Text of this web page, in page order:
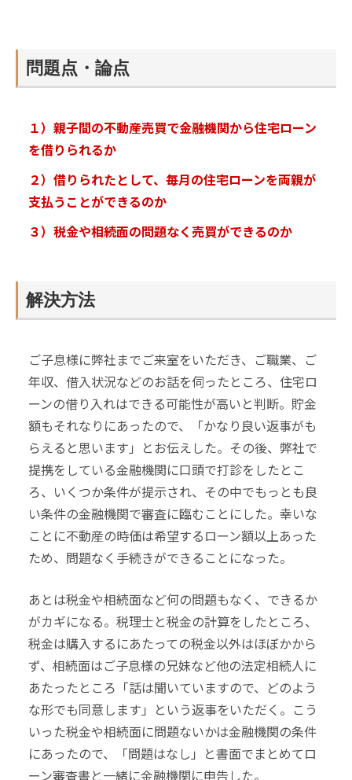
問題点・論点
１）親子間の不動産売買で金融機関から住宅ローン
を借りられるか
２）借りられたとして、毎月の住宅ローンを両親が
支払うことができるのか
３）税金や相続面の問題なく売買ができるのか
解決方法
ご子息様に弊社までご来室をいただき、ご職業、ご
年収、借入状況などのお話を伺ったところ、住宅ロ
ーンの借り入れはできる可能性が高いと判断。貯金
額もそれなりにあったので、「かなり良い返事がも
らえると思います」とお伝えした。その後、弊社で
提携をしている金融機関に口頭で打診をしたとこ
ろ、いくつか条件が提示され、その中でもっとも良
い条件の金融機関で審査に臨むことにした。幸いな
ことに不動産の時価は希望するローン額以上あった
ため、問題なく手続きができることになった。
あとは税金や相続面など何の問題もなく、できるか
がカギになる。税理士と税金の計算をしたところ、
税金は購入するにあたっての税金以外はほぼかから
ず、相続面はご子息様の兄妹など他の法定相続人に
あたったところ「話は聞いていますので、どのよう
な形でも同意します」という返事をいただく。こう
いった税金や相続面に問題ないかは金融機関の条件
にあったので、「問題はなし」と書面でまとめてロ
ーン審査書と一緒に金融機関に申告した。